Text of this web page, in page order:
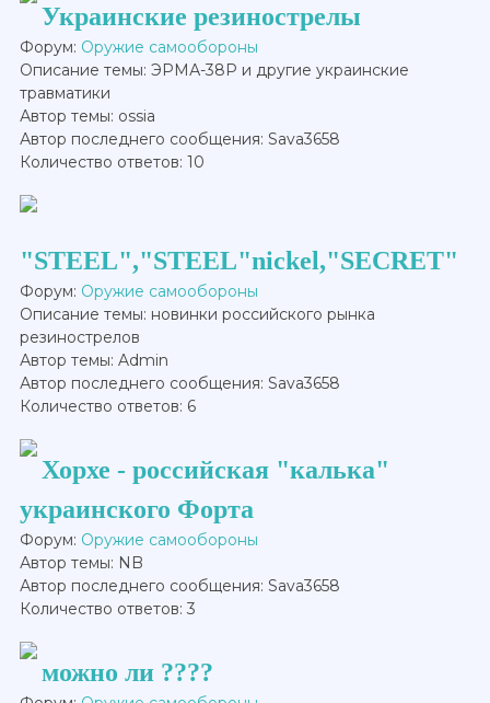
Украинские резинострелы
Форум: Оружие самообороны
Описание темы: ЭРМА-38Р и другие украинские
травматики
Автор темы: ossia
Автор последнего сообщения: Sava3658
Количество ответов: 10
"STEEL","STEEL"nickel,"SECRET"
Форум: Оружие самообороны
Описание темы: новинки российского рынка
резинострелов
Автор темы: Admin
Автор последнего сообщения: Sava3658
Количество ответов: 6
Хорхе - российская "калька"
украинского Форта
Форум: Оружие самообороны
Автор темы: NB
Автор последнего сообщения: Sava3658
Количество ответов: 3
можно ли ????